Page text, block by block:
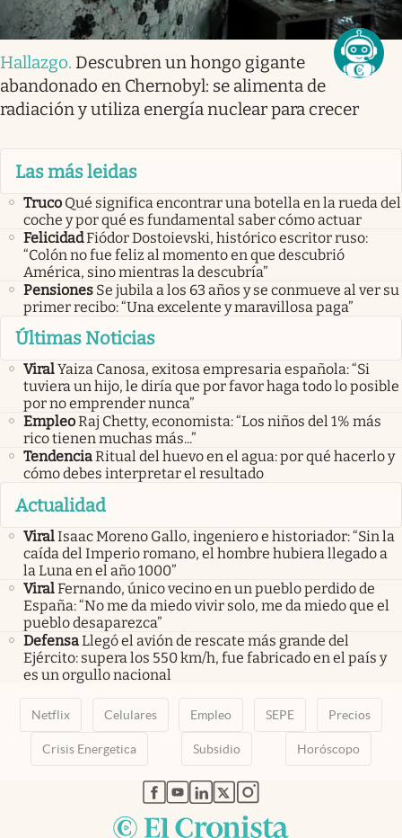
Hallazgo. Descubren un hongo gigante
abandonado en Chernobyl: se alimenta de
radiación y utiliza energía nuclear para crecer
Las más leidas
Truco Qué significa encontrar una botella en la rueda del
coche y por qué es fundamental saber cómo actuar
FelicidadFiódor Dostoievski, histórico escritor ruso:
“Colón no fue feliz al momento en que descubrió
América, sino mientras la descubría”
Pensiones Se jubila a los 63 años y se conmueve al ver su
primer recibo: “Una excelente y maravillosa paga”
Últimas Noticias
ViralYaiza Canosa, exitosa empresaria española: “Si
tuviera un hijo, le diría que por favor haga todo lo posible
por no emprender nunca”
EmpleoRaj Chetty, economista: “Los niños del 1% más
rico tienen muchas más...”
TendenciaRitual del huevo en el agua: por qué hacerlo y
cómo debes interpretar el resultado
Actualidad
ViralIsaac Moreno Gallo, ingeniero e historiador: “Sin la
caída del Imperio romano, el hombre hubiera llegado a
la Luna en el año 1000”
ViralFernando, único vecino en un pueblo perdido de
España: “No me da miedo vivir solo, me da miedo que el
pueblo desaparezca”
DefensaLlegó el avión de rescate más grande del
Ejército: supera los 550 km/h, fue fabricado en el país y
es un orgullo nacional
Netflix Celulares Empleo SEPE Precios
Crisis Energetica Subsidio Horóscopo
abre en nueva pestaña
abre en nueva pestaña
abre en nueva pestaña
abre en nueva pestaña
abre en nueva pestaña